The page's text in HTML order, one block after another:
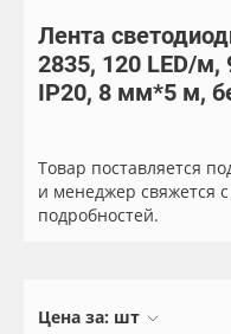
Каталог
Orafol
Бренды
Доставка
Весь каталог
Рулонные материалы
Самоклеящиеся плёнки
Листовые материалы
Лента
2835, 120 LED/
IP20, 8 мм*5 м,
Товар поставляется
и менеджер свяжется
подробностей.
Цена за: шт